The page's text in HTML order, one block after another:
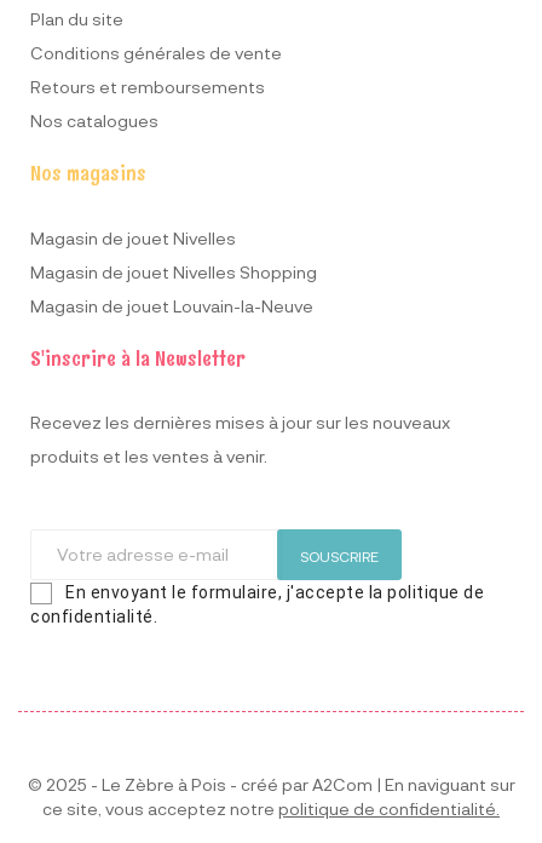
Plan du site
Conditions générales de vente
Retours et remboursements
Nos catalogues
Nos magasins
Magasin de jouet Nivelles
Magasin de jouet Nivelles Shopping
Magasin de jouet Louvain-la-Neuve
S'inscrire à la Newsletter
Recevez les dernières mises à jour sur les nouveaux
produits et les ventes à venir.
SOUSCRIRE
En envoyant le formulaire, j'accepte la politique de
confidentialité.
© 2025 - Le Zèbre à Pois - créé parA2Com | En naviguant sur
ce site, vous acceptez notre politique de confidentialité.